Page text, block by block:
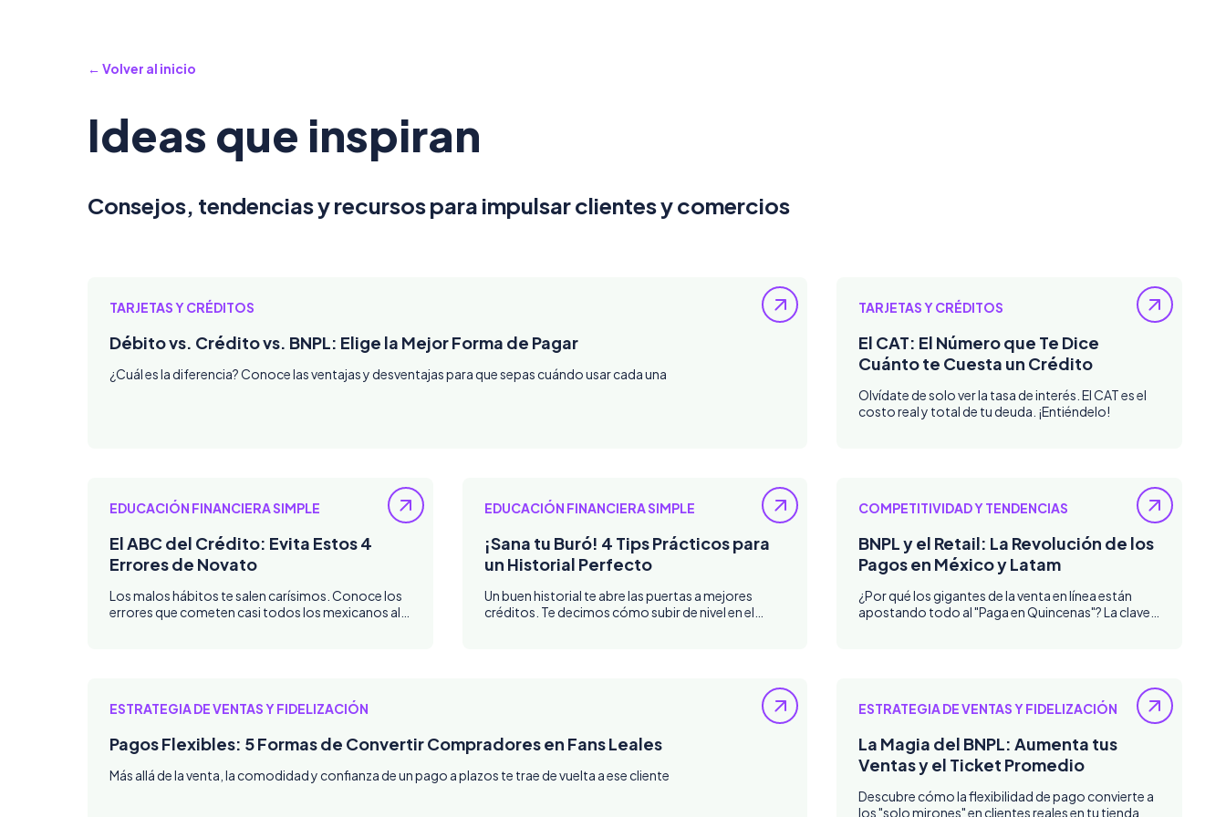
← Volver al inicio
Ideas que inspiran
Consejos, tendencias y recursos para impulsar clientes y comercios
TARJETAS Y CRÉDITOS
Débito vs. Crédito vs. BNPL: Elige la Mejor Forma de Pagar
¿Cuál es la diferencia? Conoce las ventajas y desventajas para que sepas cuándo usar cada una
TARJETAS Y CRÉDITOS
El CAT: El Número que Te Dice
Cuánto te Cuesta un Crédito
Olvídate de solo ver la tasa de interés. El CAT es el
costo real y total de tu deuda. ¡Entiéndelo!
EDUCACIÓN FINANCIERA SIMPLE
El ABC del Crédito: Evita Estos 4
Errores de Novato
Los malos hábitos te salen carísimos. Conoce los
errores que cometen casi todos los mexicanos al
EDUCACIÓN FINANCIERA SIMPLE
¡Sana tu Buró! 4 Tips Prácticos para
un Historial Perfecto
Un buen historial te abre las puertas a mejores
créditos. Te decimos cómo subir de nivel en el
COMPETITIVIDAD Y TENDENCIAS
BNPL y el Retail: La Revolución de los
Pagos en México y Latam
¿Por qué los gigantes de la venta en línea están
apostando todo al "Paga en Quincenas"? La clave
ESTRATEGIA DE VENTAS Y FIDELIZACIÓN
Pagos Flexibles: 5 Formas de Convertir Compradores en Fans Leales
Más allá de la venta, la comodidad y confianza de un pago a plazos te trae de vuelta a ese cliente
ESTRATEGIA DE VENTAS Y FIDELIZACIÓN
La Magia del BNPL: Aumenta tus
Ventas y el Ticket Promedio
Descubre cómo la flexibilidad de pago convierte a
los "solo mirones" en clientes reales en tu tienda